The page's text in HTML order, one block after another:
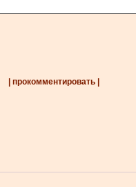
| прокомментировать |